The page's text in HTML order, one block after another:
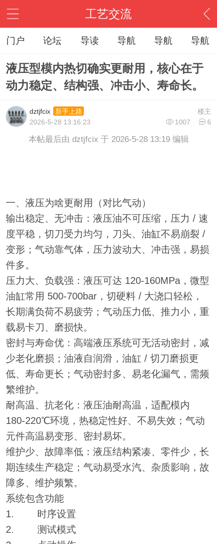
工艺交流
门户 论坛 导读 导航 导航 导航
液压型模内热切确实更耐用，核心在于
动力稳定、结构强、冲击小、寿命长。
楼主
dztjfcix
新手上路
1007
6
2026-5-28 13:16:23
本帖最后由 dztjfcix 于 2026-5-28 13:19 编辑
一、液压为啥更耐用（对比气动）
输出稳定、无冲击：液压油不可压缩，压力 / 速
度平稳，切刀受力均匀，刀头、油缸不易崩裂 /
变形；气动靠气体，压力波动大、冲击强，易损
件多。
压力大、负载强：液压可达 120-160MPa，微型
油缸常用 500-700bar，切硬料 / 大浇口轻松，
长期满负荷不易疲劳；气动压力低、推力小，重
载易卡刀、磨损快。
密封与寿命优：高端液压系统可无活动密封，减
少老化磨损；油液自润滑，油缸 / 切刀磨损更
低、寿命更长；气动密封多、易老化漏气，需频
繁维护。
耐高温、抗老化：液压油耐高温，适配模内
180-220℃环境，热稳定性好、不易失效；气动
元件高温易变形、密封易坏。
维护少、故障率低：液压结构紧凑、零件少，长
期连续生产稳定；气动易受水汽、杂质影响，故
障多、维护频繁。
系统包含功能
1. 时序设置
2. 测试模式